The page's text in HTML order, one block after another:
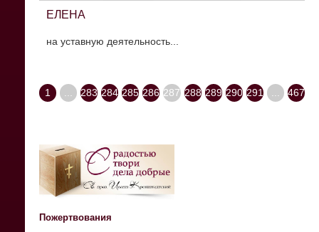
ЕЛЕНА
на уставную деятельность...
1 283 284 285 286 287 288 289 290 291 467
Пожертвования